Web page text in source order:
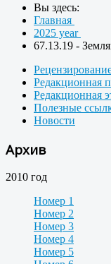
Вы здесь:
Главная
2025 year
67.13.19 -
Редакционная
Редакционная
Полезные
Новости
Архив
2010 год
Номер 1
Номер 2
Номер 3
Номер 4
Номер 5